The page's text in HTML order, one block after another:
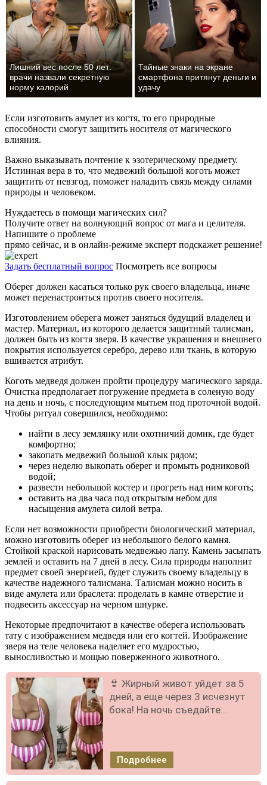
Лишний вес после 50 лет:
врачи назвали секретную
норму калорий
Тайные знаки на экране
смартфона притянут деньги и
удачу
Если изготовить амулет из когтя, то его природные
способности смогут защитить носителя от магического
влияния.
Важно выказывать почтение к эзотерическому предмету.
Истинная вера в то, что медвежий большой коготь может
защитить от невзгод, поможет наладить связь между силами
природы и человеком.
Нуждаетесь в помощи магических сил?
Получите ответ на волнующий вопрос от мага и целителя.
Напишите о проблеме
прямо сейчас, и в онлайн-режиме эксперт подскажет решение!
Задать бесплатный вопрос Посмотреть все вопросы
Оберег должен касаться только рук своего владельца, иначе
может перенастроиться против своего носителя.
Изготовлением оберега может заняться будущий владелец и
мастер. Материал, из которого делается защитный талисман,
должен быть из когтя зверя. В качестве украшения и внешнего
покрытия используется серебро, дерево или ткань, в которую
вшивается атрибут.
Коготь медведя должен пройти процедуру магического заряда.
Очистка предполагает погружение предмета в соленую воду
на день и ночь, с последующим мытьем под проточной водой.
Чтобы ритуал совершился, необходимо:
найти в лесу землянку или охотничий домик, где будет
комфортно;
закопать медвежий большой клык рядом;
через неделю выкопать оберег и промыть родниковой
водой;
развести небольшой костер и прогреть над ним коготь;
оставить на два часа под открытым небом для
насыщения амулета силой ветра.
Если нет возможности приобрести биологический материал,
можно изготовить оберег из небольшого белого камня.
Стойкой краской нарисовать медвежью лапу. Камень засыпать
землей и оставить на 7 дней в лесу. Сила природы наполнит
предмет своей энергией, будет служить своему владельцу в
качестве надежного талисмана. Талисман можно носить в
виде амулета или браслета: проделать в камне отверстие и
подвесить аксессуар на черном шнурке.
Некоторые предпочитают в качестве оберега использовать
тату с изображением медведя или его когтей. Изображение
зверя на теле человека наделяет его мудростью,
выносливостью и мощью поверженного животного.
👙 Жирный живот уйдет за 5
дней, а еще через 3 исчезнут
бока! На ночь съедайте...
Подробнее